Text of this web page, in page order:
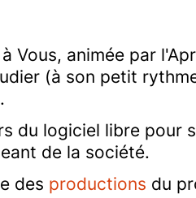
Vous, animée par
(à son petit
du logiciel libre pour
de la société.
des productions du